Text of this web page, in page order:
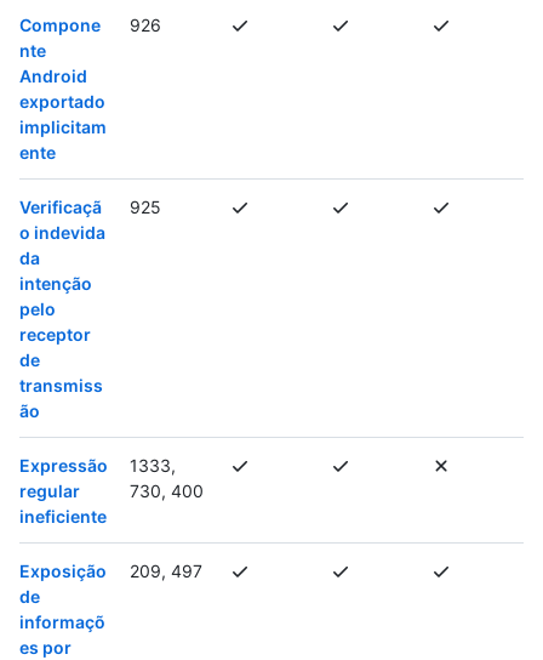
Compone
nte
Android
exportado
implicitam
ente
926
Verificaçã
o indevida
da
intenção
pelo
receptor
de
transmiss
ão
925
Expressão
regular
ineficiente
1333,
730, 400
Exposição
de
informaçõ
es por
209, 497